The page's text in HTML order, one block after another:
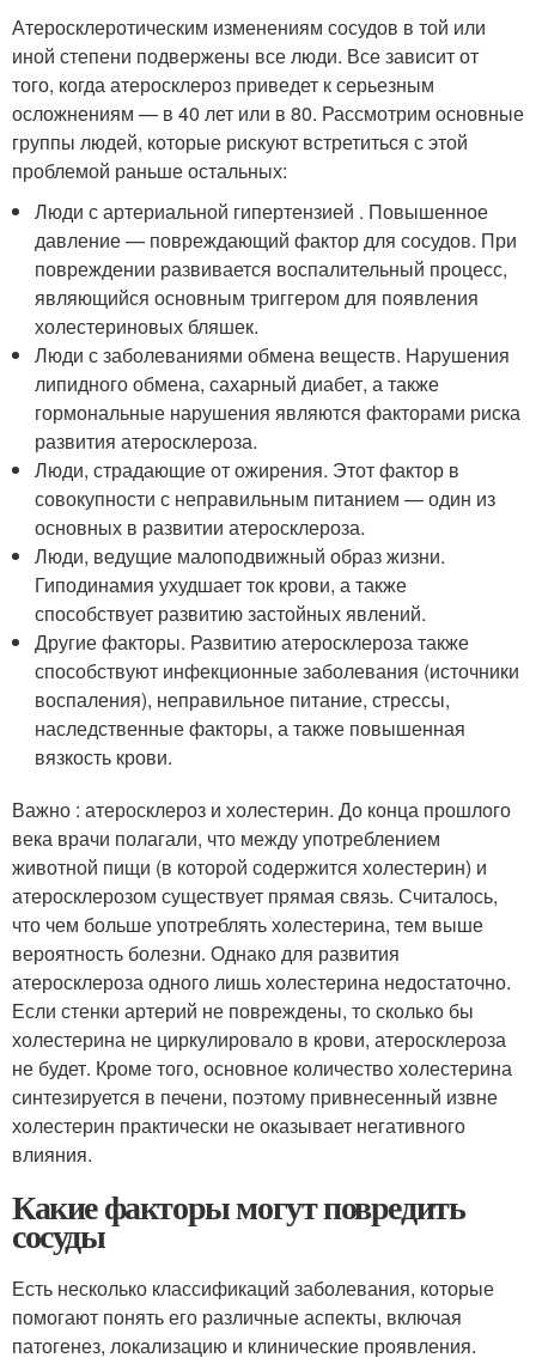
Атеросклеротическим изменениям сосудов в той или
иной степени подвержены все люди. Все зависит от
того, когда атеросклероз приведет к серьезным
осложнениям — в 40 лет или в 80. Рассмотрим основные
группы людей, которые рискуют встретиться с этой
проблемой раньше остальных:
Люди с артериальной гипертензией . Повышенное
давление — повреждающий фактор для сосудов. При
повреждении развивается воспалительный процесс,
являющийся основным триггером для появления
холестериновых бляшек.
Люди с заболеваниями обмена веществ. Нарушения
липидного обмена, сахарный диабет, а также
гормональные нарушения являются факторами риска
развития атеросклероза.
Люди, страдающие от ожирения. Этот фактор в
совокупности с неправильным питанием — один из
основных в развитии атеросклероза.
Люди, ведущие малоподвижный образ жизни.
Гиподинамия ухудшает ток крови, а также
способствует развитию застойных явлений.
Другие факторы. Развитию атеросклероза также
способствуют инфекционные заболевания (источники
воспаления), неправильное питание, стрессы,
наследственные факторы, а также повышенная
вязкость крови.
Важно : атеросклероз и холестерин. До конца прошлого
века врачи полагали, что между употреблением
животной пищи (в которой содержится холестерин) и
атеросклерозом существует прямая связь. Считалось,
что чем больше употреблять холестерина, тем выше
вероятность болезни. Однако для развития
атеросклероза одного лишь холестерина недостаточно.
Если стенки артерий не повреждены, то сколько бы
холестерина не циркулировало в крови, атеросклероза
не будет. Кроме того, основное количество холестерина
синтезируется в печени, поэтому привнесенный извне
холестерин практически не оказывает негативного
влияния.
Какие факторы могут повредить
сосуды
Есть несколько классификаций заболевания, которые
помогают понять его различные аспекты, включая
патогенез, локализацию и клинические проявления.